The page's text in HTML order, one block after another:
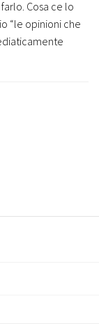
Cosa ce lo
“le opinioni che